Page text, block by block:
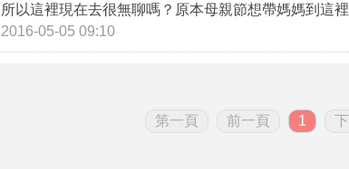
所以這裡現在去很無聊嗎？原本母親節想帶媽媽到這
2016-05-05 09:10
第一頁 前一頁 1